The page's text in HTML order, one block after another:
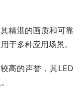
精湛的画质和可靠
于多种应用场景。
高的声誉，其LED